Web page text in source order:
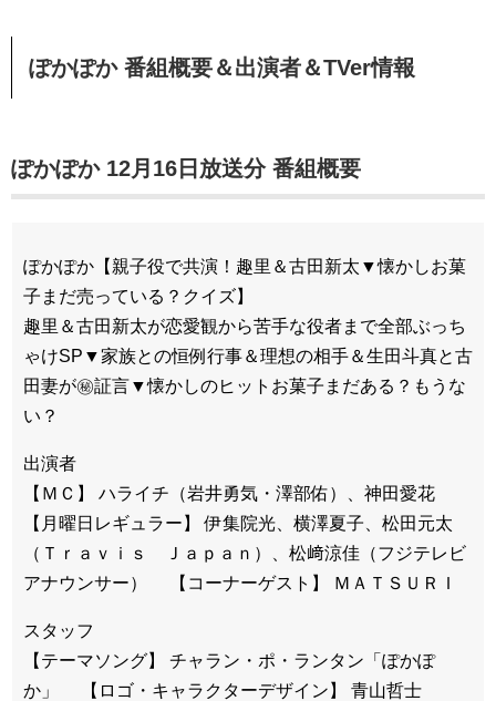
ぽかぽか 番組概要＆出演者＆TVer情報
ぽかぽか 12月16日放送分 番組概要
ぽかぽか【親子役で共演！趣里＆古田新太▼懐かしお菓
子まだ売っている？クイズ】
趣里＆古田新太が恋愛観から苦手な役者まで全部ぶっち
ゃけSP▼家族との恒例行事＆理想の相手＆生田斗真と古
田妻が㊙証言▼懐かしのヒットお菓子まだある？もうな
い？
出演者
【ＭＣ】 ハライチ（岩井勇気・澤部佑）、神田愛花
【月曜日レギュラー】 伊集院光、横澤夏子、松田元太
（Ｔｒａｖｉｓ Ｊａｐａｎ）、松﨑涼佳（フジテレビ
アナウンサー） 【コーナーゲスト】 ＭＡＴＳＵＲＩ
スタッフ
【テーマソング】 チャラン・ポ・ランタン「ぽかぽ
か」 【ロゴ・キャラクターデザイン】 青山哲士